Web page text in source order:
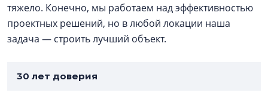
тяжело. Конечно, мы работаем над эффективностью
проектных решений, но в любой локации наша
задача — строить лучший объект.
30 лет доверия